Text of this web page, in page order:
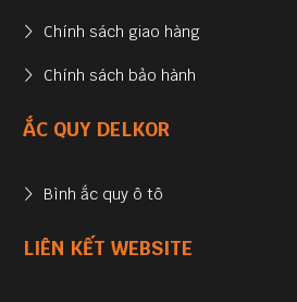
Chính sách giao hàng
Chính sách bảo hành
ẮC QUY DELKOR
Bình ắc quy ô tô
LIÊN KẾT WEBSITE